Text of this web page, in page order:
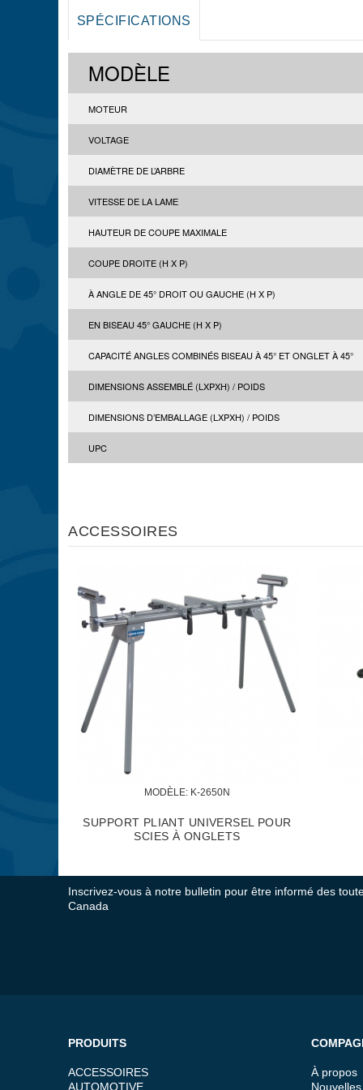
SPÉCIFICATIONS
MODÈLE
MOTEUR
VOLTAGE
DIAMÈTRE DE L’ARBRE
VITESSE DE LA LAME
HAUTEUR DE COUPE MAXIMALE
COUPE DROITE (H X P)
À ANGLE DE 45° DROIT OU GAUCHE (H X P)
EN BISEAU 45° GAUCHE (H X P)
CAPACITÉ ANGLES COMBINÉS BISEAU À 45° ET ONGLET À 45°
DIMENSIONS ASSEMBLÉ (LXPXH) / POIDS
DIMENSIONS D’EMBALLAGE (LXPXH) / POIDS
UPC
ACCESSOIRES
MODÈLE: K-2650N
SUPPORT PLIANT UNIVERSEL POUR
SCIES À ONGLETS
Inscrivez-vous à notre bulletin pour être informé des
Canada
PRODUITS
ACCESSOIRES
AUTOMOTIVE
À propos
Nouvelles